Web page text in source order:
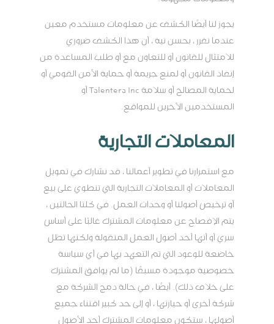
يجوز لنا أيضًا الكشف عن معلومات مستخدم معين
عندما نقرر ، بحسن نية ، أن هذا الكشف ضروري
للامتثال للقانون أو للتعاون مع أو طلب المساعدة من
إنفاذ القانون أو لمنع جريمة أو حماية الأمن القومي أو
لحماية المصالح أو سلامة Talentera Inc أو
المستخدمين الآخرين للمواقع.
المعاملات التجارية
مع استمرارنا في تطوير أعمالنا ، قد نشارك في تمويل
المعاملات أو المعاملات التجارية التي تنطوي على بيع
أو ترخيص أصولنا أو وحدات العمل. في كلتا الحالتين ،
يتم الإفصاح عن معلومات المشترك غالبًا على أساس
سري أو أنها أحد أصول العمل المنقولة ولكنها تظل
خاضعة للوعود التي تم التعهد بها في أي سياسة
خصوصية موجودة مسبقًا (ما لم يوافق المشترك
على خلاف ذلك). أيضًا ، في حالة دمج الشركة مع
شركة أخرى أو حيازتها ، أو إلى حد كبير اقتناء جميع
أصولها ، ستكون معلومات المشترك أحد الأصول